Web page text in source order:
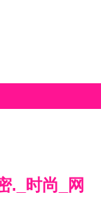
._时尚_网